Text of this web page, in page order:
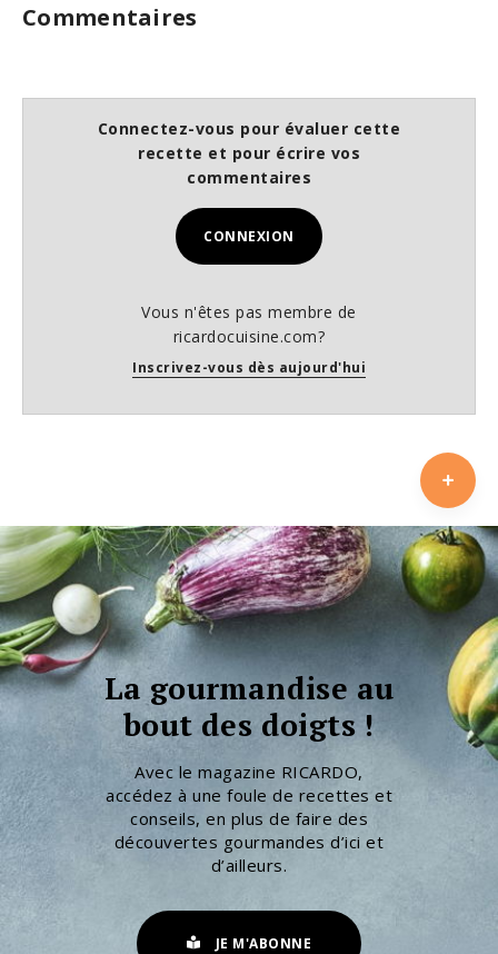
Commentaires
Connectez-vous pour évaluer cette
recette et pour écrire vos
commentaires
CONNEXION
Vous n'êtes pas membre de
ricardocuisine.com?
Inscrivez-vous dès aujourd'hui
La gourmandise au
bout des doigts !
Avec le magazine RICARDO,
accédez à une foule de recettes et
conseils, en plus de faire des
découvertes gourmandes d’ici et
d’ailleurs.
JE M'ABONNE